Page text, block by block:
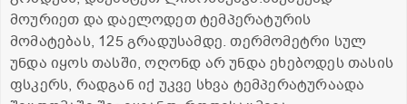
მოურიეთ და დაელოდეთ ტემპერატურის
მომატებას, 125 გრადუსამდე. თერმომეტრი სულ
უნდა იყოს თასში, ოღონდ არ უნდა ეხებოდეს თასის
ფსკერს, რადგან იქ უკვე სხვა ტემპერატურაადა